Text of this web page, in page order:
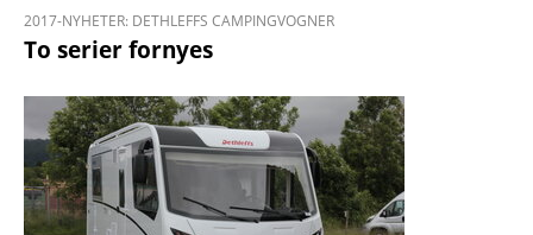
2017-NYHETER: DETHLEFFS CAMPINGVOGNER
To serier fornyes